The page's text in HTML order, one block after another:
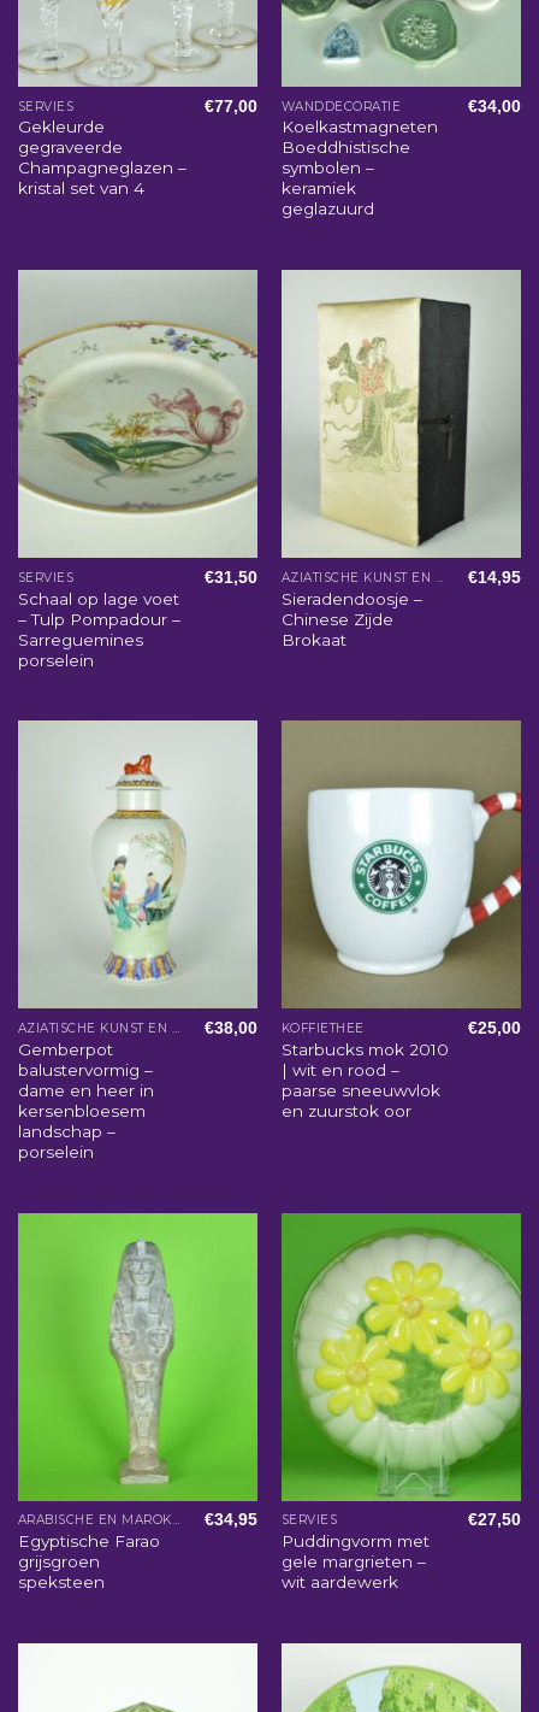
SERVIES
Gekleurde
gegraveerde
Champagneglazen –
kristal set van 4
€77,00 WANDDECORATIE
Koelkastmagneten
Boeddhistische
symbolen –
keramiek
geglazuurd
€34,00
SERVIES
Schaal op lage voet
– Tulp Pompadour –
Sarreguemines
porselein
€31,50 AZIATISCHE KUNST EN WOONACCESSOIRES
Sieradendoosje –
Chinese Zijde
Brokaat
€14,95
AZIATISCHE KUNST EN WOONACCESSOIRES
Gemberpot
balustervormig –
dame en heer in
kersenbloesem
landschap –
porselein
€38,00 KOFFIETHEE
Starbucks mok 2010
| wit en rood –
paarse sneeuwvlok
en zuurstok oor
€25,00
ARABISCHE EN MAROKKAANSE WOONACCESSOIRES
Egyptische Farao
grijsgroen
speksteen
€34,95 SERVIES
Puddingvorm met
gele margrieten –
wit aardewerk
€27,50